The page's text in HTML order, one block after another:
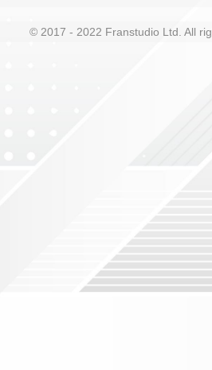
© 2017 - 2022 Franstudio Ltd. All